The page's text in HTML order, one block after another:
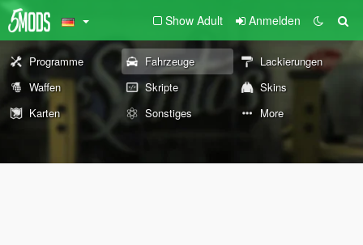
Show Adult Anmelden
Programme Fahrzeuge
Lackierungen
Waffen
Skripte
Skins
Karten
Sonstiges More